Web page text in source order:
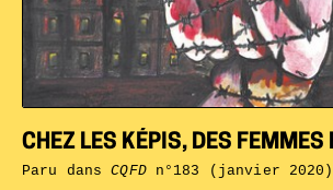
CHEZ LES KÉPIS, DES FEMMES
Paru dansCQFDn°183 (janvier 2020)